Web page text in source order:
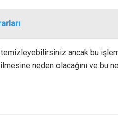
ancak bu
neden olacağını ve bu